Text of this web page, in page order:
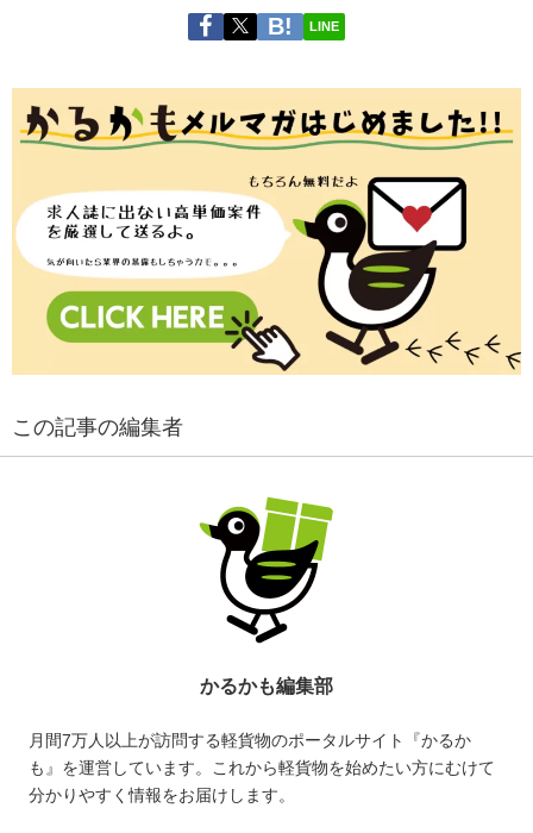
LINE
この記事の編集者
かるかも編集部
月間7万人以上が訪問する軽貨物のポータルサイト『かるか
も』を運営しています。これから軽貨物を始めたい方にむけて
分かりやすく情報をお届けします。